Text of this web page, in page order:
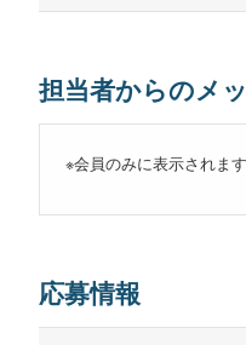
担当者からのメ
※会員のみに表示されます
応募情報